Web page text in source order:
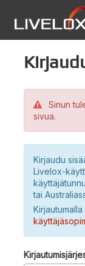
Sinun
sivua.
Kirjaudu
Livelox-
tai